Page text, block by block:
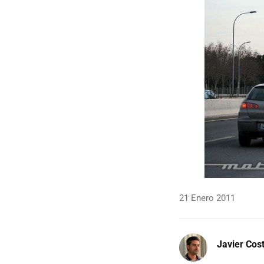
21 Enero 2011
Javier